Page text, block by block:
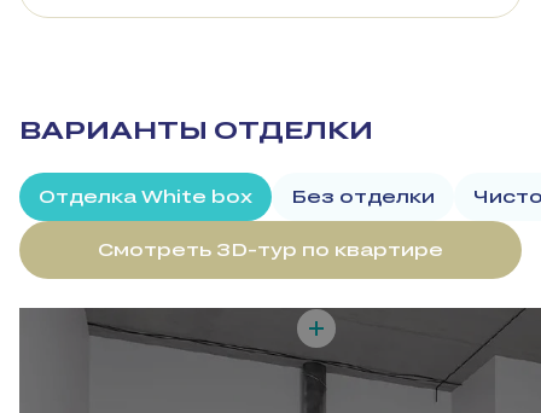
ВАРИАНТЫ ОТДЕЛКИ
Отделка White box Без отделки
Смотреть 3D-тур по квартире